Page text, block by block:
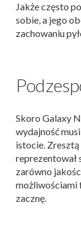
Jakże często
sobie, a jego
zachowaniu
Skoro Galaxy
wydajność
istocie.
reprezentował
zarówno
możliwościami
zacznę.